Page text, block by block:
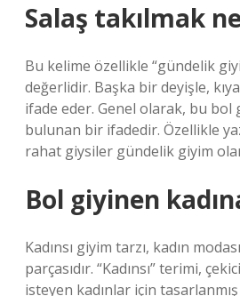
Salaş takılmak
Bu kelime özellikle “gündelik
değerlidir. Başka bir deyişle,
ifade eder. Genel olarak, bu bol
bulunan bir ifadedir. Özellikle
rahat giysiler gündelik giyim
Bol giyinen
Kadınsı giyim tarzı, kadın
parçasıdır. “Kadınsı” terimi,
isteyen kadınlar için